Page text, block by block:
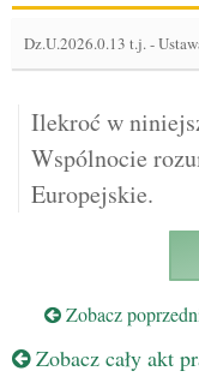
Dz.U.2026.0.13 t.j.-
Ilekroć w
Wspólnocie
Europejskie.
Zobacz
Zobacz cały akt